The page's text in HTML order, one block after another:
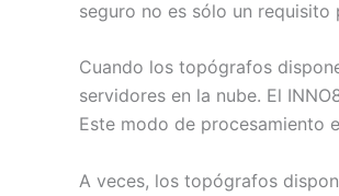
seguro no es sólo un requisito
Cuando los topógrafos
servidores en la nube. El
Este modo de procesamiento
A veces, los topógrafos